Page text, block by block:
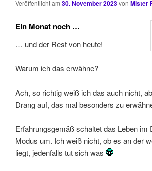
Veröffentlicht am 30. November 2023von Mister
Ein Monat noch …
… und der Rest von heute!
Warum ich das erwähne?
Ach, so richtig weiß ich das auch nicht,
Drang auf, das mal besonders zu
Erfahrungsgemäß schaltet das Leben
Modus um. Ich weiß nicht, ob es an der
liegt, jedenfalls tut sich was